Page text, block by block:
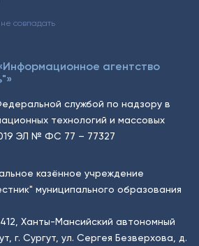
совпадать
агентство
службой по надзору в
технологий и массовых
ЭЛ № ФС 77 – 77327
казённое учреждение
муниципального образования
Ханты-Мансийский автономный
г. Сургут, ул. Сергея Безверхова, д.